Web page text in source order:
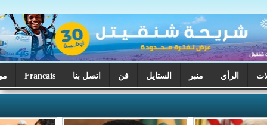
الستايل فن اتصل بنا Francais موريتانيا اليوم